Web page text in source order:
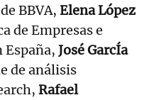
BBVA, Elena López
de Empresas e
España, José GarcÍa
de análisis
Rafael